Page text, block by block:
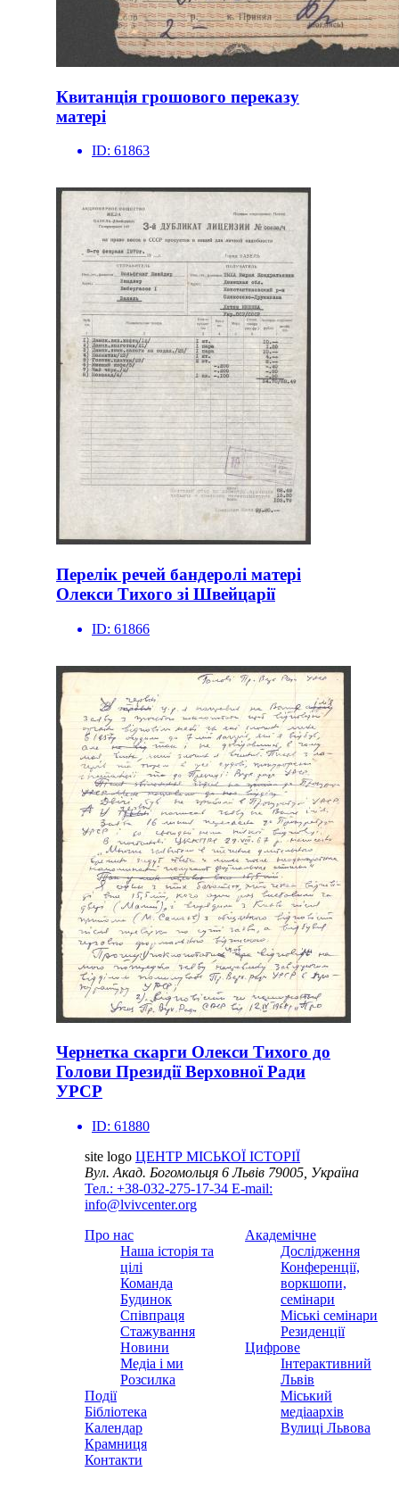
Квитанція грошового переказу
матері
ID: 61863
Перелік речей бандеролі матері
Олекси Тихого зі Швейцарії
ID: 61866
Чернетка скарги Олекси Тихого до
Голови Президії Верховної Ради
УРСР
ID: 61880
site logo ЦЕНТР МІСЬКОЇ ІСТОРІЇ
Вул. Акад. Богомольця 6Львів 79005, Україна
Тел.: +38-032-275-17-34 E-mail:
info@lvivcenter.org
Про нас
Наша історія та
цілі
Команда
Будинок
Співпраця
Стажування
Новини
Медіа і ми
Розсилка
Події
Бібліотека
Календар
Крамниця
Контакти
Академічне
Дослідження
Конференції,
воркшопи,
семінари
Міські семінари
Резиденції
Цифрове
Інтерактивний
Львів
Міський
медіаархів
Вулиці Львова